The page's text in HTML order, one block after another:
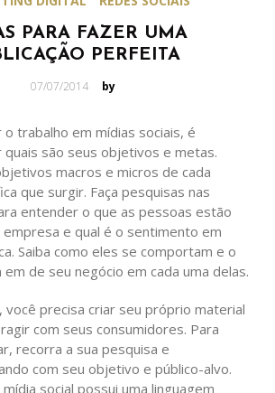
PARA FAZER UMA
PERFEITA
Posted
07/07/2014 by
trabalho em mídias sociais, é
são seus objetivos e metas.
macros e micros de cada
que surgir. Faça pesquisas nas
entender o que as pessoas estão
e qual é o sentimento em
Saiba como eles se comportam e o
de seu negócio em cada uma delas.
você precisa criar seu próprio material
com seus consumidores. Para
recorra a sua pesquisa e
com seu objetivo e público-alvo.
social possui uma linguagem